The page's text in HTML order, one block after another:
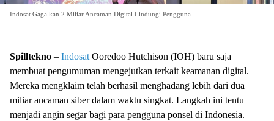
Indosat Gagalkan 2 Miliar Ancaman Digital Lindungi Pengguna
Spilltekno – Indosat Ooredoo Hutchison (IOH) baru saja
membuat pengumuman mengejutkan terkait keamanan digital.
Mereka mengklaim telah berhasil menghadang lebih dari dua
miliar ancaman siber dalam waktu singkat. Langkah ini tentu
menjadi angin segar bagi para pengguna ponsel di Indonesia.